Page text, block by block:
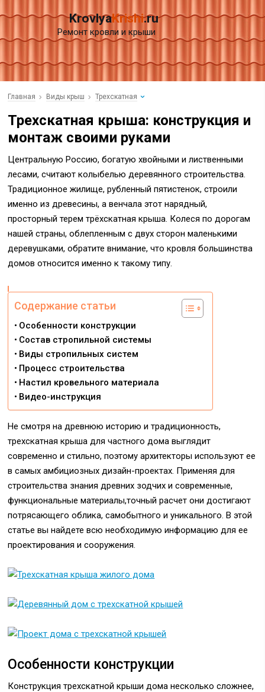
KrovlyaKrishi.ru
Ремонт кровли и крыши
Главная Виды крыш Трехскатная
Трехскатная крыша: конструкция и
монтаж своими руками
Центральную Россию, богатую хвойными и лиственными
лесами, считают колыбелью деревянного строительства.
Традиционное жилище, рубленный пятистенок, строили
именно из древесины, а венчала этот нарядный,
просторный терем трёхскатная крыша. Колеся по дорогам
нашей страны, облепленным с двух сторон маленькими
деревушками, обратите внимание, что кровля большинства
домов относится именно к такому типу.
Содержание статьи
Особенности конструкции
Состав стропильной системы
Виды стропильных систем
Процесс строительства
Настил кровельного материала
Видео-инструкция
Не смотря на древнюю историю и традиционность,
трехскатная крыша для частного дома выглядит
современно и стильно, поэтому архитекторы используют ее
в самых амбициозных дизайн-проектах. Применяя для
строительства знания древних зодчих и современные,
функциональные материалы,точный расчет они достигают
потрясающего облика, самобытного и уникального. В этой
статье вы найдете всю необходимую информацию для ее
проектирования и сооружения.
Особенности конструкции
Конструкция трехскатной крыши дома несколько сложнее,